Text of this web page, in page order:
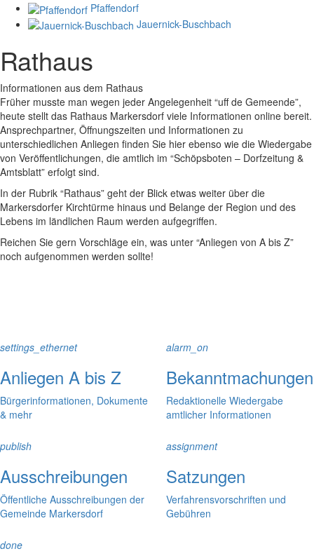
Pfaffendorf
Jauernick-Buschbach
Rathaus
Informationen aus dem Rathaus
Früher musste man wegen jeder Angelegenheit “uff de Gemeende”,
heute stellt das Rathaus Markersdorf viele Informationen online bereit.
Ansprechpartner, Öffnungszeiten und Informationen zu
unterschiedlichen Anliegen finden Sie hier ebenso wie die Wiedergabe
von Veröffentlichungen, die amtlich im “Schöpsboten – Dorfzeitung &
Amtsblatt” erfolgt sind.
In der Rubrik “Rathaus” geht der Blick etwas weiter über die
Markersdorfer Kirchtürme hinaus und Belange der Region und des
Lebens im ländlichen Raum werden aufgegriffen.
Reichen Sie gern Vorschläge ein, was unter “Anliegen von A bis Z”
noch aufgenommen werden sollte!
settings_ethernet
Anliegen A bis Z
Bürgerinformationen, Dokumente
& mehr
alarm_on
Bekanntmachungen
Redaktionelle Wiedergabe
amtlicher Informationen
publish
Ausschreibungen
Öffentliche Ausschreibungen der
Gemeinde Markersdorf
assignment
Satzungen
Verfahrensvorschriften und
Gebühren
done